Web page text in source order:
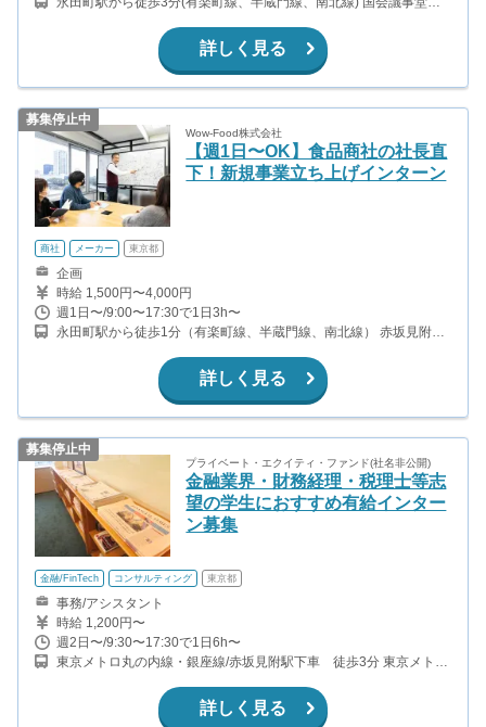
線、丸ノ内線) 溜池山王駅から徒歩8分(銀座線、南北線)
詳しく見る
募集停止中
Wow-Food株式会社
【週1日〜OK】食品商社の社長直
下！新規事業立ち上げインターン
商社 メーカー 東京都
企画
時給 1,500円〜4,000円
週1日〜/9:00〜17:30で1日3h〜
永田町駅から徒歩1分（有楽町線、半蔵門線、南北線） 赤坂見附駅
（千代田線、丸ノ内線 溜池山王駅から徒歩10分（銀座線、南北
詳しく見る
募集停止中
プライベート・エクイティ・ファンド(社名非公開)
金融業界・財務経理・税理士等志
望の学生におすすめ有給インター
ン募集
金融/FinTech コンサルティング 東京都
事務/アシスタント
時給 1,200円〜
週2日〜/9:30〜17:30で1日6h〜
東京メトロ丸の内線・銀座線/赤坂見附駅下車 徒歩3分 東京メトロ
詳しく見る